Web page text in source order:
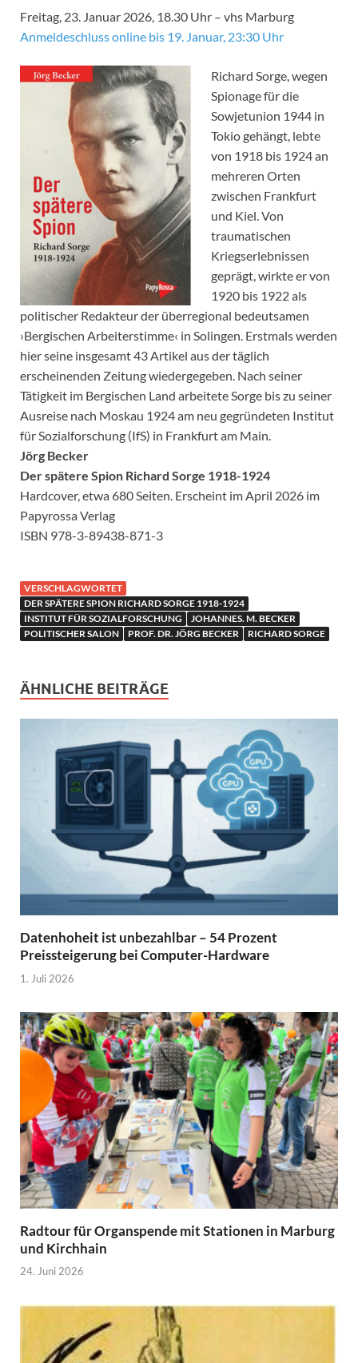
Freitag, 23. Januar 2026, 18.30 Uhr – vhs Marburg
Anmeldeschluss online bis 19. Januar, 23:30 Uhr
Richard Sorge, wegen
Spionage für die
Sowjetunion 1944 in
Tokio gehängt, lebte
von 1918 bis 1924 an
mehreren Orten
zwischen Frankfurt
und Kiel. Von
traumatischen
Kriegserlebnissen
geprägt, wirkte er von
1920 bis 1922 als
politischer Redakteur der überregional bedeutsamen
›Bergischen Arbeiterstimme‹ in Solingen. Erstmals werden
hier seine insgesamt 43 Artikel aus der täglich
erscheinenden Zeitung wiedergegeben. Nach seiner
Tätigkeit im Bergischen Land arbeitete Sorge bis zu seiner
Ausreise nach Moskau 1924 am neu gegründeten Institut
für Sozialforschung (IfS) in Frankfurt am Main.
Jörg Becker
Der spätere Spion Richard Sorge 1918-1924
Hardcover, etwa 680 Seiten. Erscheint im April 2026 im
Papyrossa Verlag
ISBN 978-3-89438-871-3
VERSCHLAGWORTET
DER SPÄTERE SPION RICHARD SORGE 1918-1924
INSTITUT FÜR SOZIALFORSCHUNG
JOHANNES. M. BECKER
POLITISCHER SALON
PROF. DR. JÖRG BECKER RICHARD SORGE
ÄHNLICHE BEITRÄGE
Datenhoheit ist unbezahlbar – 54 Prozent
Preissteigerung bei Computer-Hardware
1. Juli 2026
Radtour für Organspende mit Stationen in Marburg
und Kirchhain
24. Juni 2026